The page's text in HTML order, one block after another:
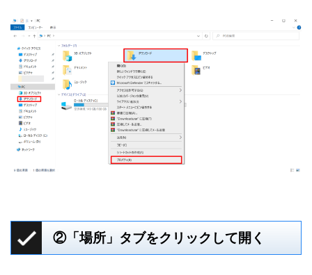
②「場所」タブをクリックして開く